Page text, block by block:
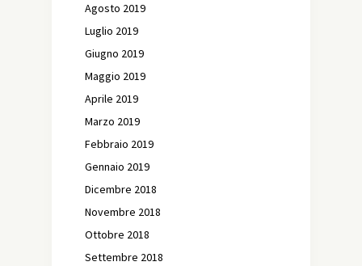
Agosto 2019
Luglio 2019
Giugno 2019
Maggio 2019
Aprile 2019
Marzo 2019
Febbraio 2019
Gennaio 2019
Dicembre 2018
Novembre 2018
Ottobre 2018
Settembre 2018